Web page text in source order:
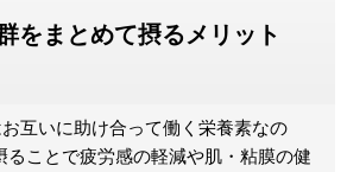
をまとめて摂るメリット
互いに助け合って働く栄養素なの
ることで疲労感の軽減や肌・粘膜の健